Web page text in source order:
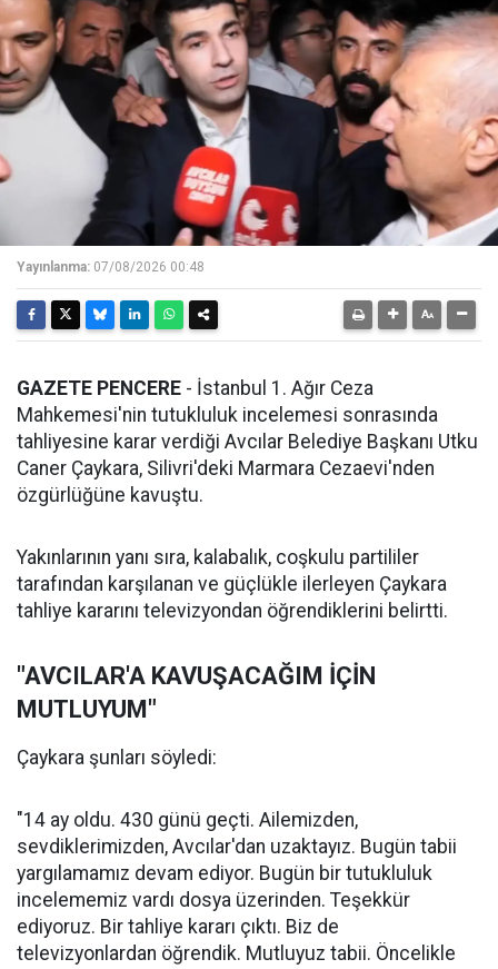
Yayınlanma: 07/08/2026 00:48
GAZETE PENCERE - İstanbul 1. Ağır Ceza
Mahkemesi'nin tutukluluk incelemesi sonrasında
tahliyesine karar verdiği Avcılar Belediye Başkanı Utku
Caner Çaykara, Silivri'deki Marmara Cezaevi'nden
özgürlüğüne kavuştu.
Yakınlarının yanı sıra, kalabalık, coşkulu partililer
tarafından karşılanan ve güçlükle ilerleyen Çaykara
tahliye kararını televizyondan öğrendiklerini belirtti.
"AVCILAR'A KAVUŞACAĞIM İÇİN
MUTLUYUM"
Çaykara şunları söyledi:
"14 ay oldu. 430 günü geçti. Ailemizden,
sevdiklerimizden, Avcılar'dan uzaktayız. Bugün tabii
yargılamamız devam ediyor. Bugün bir tutukluluk
incelememiz vardı dosya üzerinden. Teşekkür
ediyoruz. Bir tahliye kararı çıktı. Biz de
televizyonlardan öğrendik. Mutluyuz tabii. Öncelikle